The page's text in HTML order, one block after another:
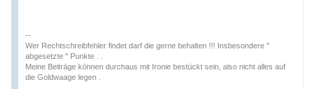
--
Wer Rechtschreibfehler findet darf die gerne behalten !!! Insbesondere "
abgesetzte " Punkte . .
Meine Beiträge können durchaus mit Ironie bestückt sein, also nicht alles auf
die Goldwaage legen .